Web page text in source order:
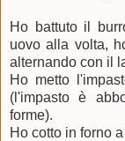
Ho battuto il
uovo alla volta,
alternando con il
Ho metto
(l'impasto è
forme).
Ho cotto in forno